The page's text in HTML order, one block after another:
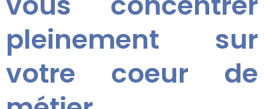
pleinement sur
votre coeur de